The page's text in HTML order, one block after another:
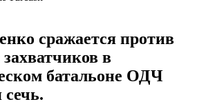
сражается против
в
батальоне ОДЧ